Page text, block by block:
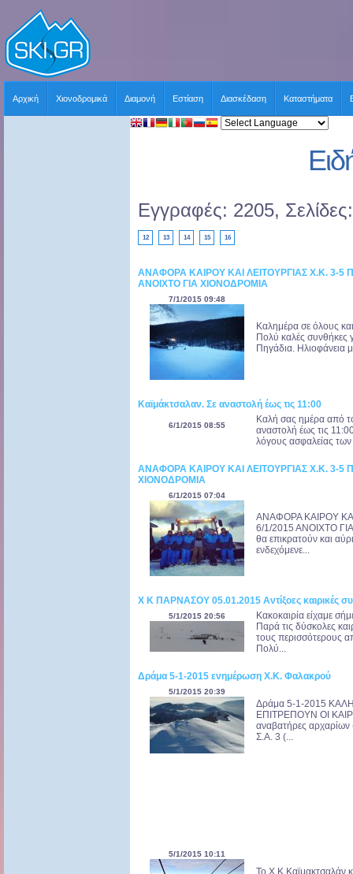
Αρχική Χιονοδρομικά Διαμονή Εστίαση Διασκέδαση Καταστήματα
Εγγραφές: 2205,
12 13 14 15 16
ΑΝΑΦΟΡΑ ΚΑΙΡΟΥ ΚΑΙ ΛΕΙΤΟΥΡΓΙΑΣ Χ.Κ. 3-5
ΑΝΟΙΧΤΟ ΓΙΑ ΧΙΟΝΟΔΡΟΜΙΑ
7/1/2015 09:48
Καλημέρα σε όλους
Πολύ καλές συνθήκες
Πηγάδια. Ηλιοφάνεια
Καϊμάκτσαλαν. Σε αναστολή έως τις 11:00
6/1/2015 08:55
Καλή σας ημέρα από
αναστολή έως τις
λόγους ασφαλείας
ΑΝΑΦΟΡΑ ΚΑΙΡΟΥ ΚΑΙ ΛΕΙΤΟΥΡΓΙΑΣ Χ.Κ. 3-5
ΧΙΟΝΟΔΡΟΜΙΑ
6/1/2015 07:04
ΑΝΑΦΟΡΑ ΚΑΙΡΟΥ
6/1/2015 ΑΝΟΙΧΤΟ
θα επικρατούν και
ενδεχόμενε...
Χ Κ ΠΑΡΝΑΣΟΥ 05.01.2015 Αντίξοες καιρικές
5/1/2015 20:56
Κακοκαιρία είχαμε
Παρά τις δύσκολες
τους περισσότερους
Πολύ...
Δράμα 5-1-2015 ενημέρωση Χ.Κ. Φαλακρού
5/1/2015 20:39
Δράμα 5-1-2015
ΕΠΙΤΡΕΠΟΥΝ ΟΙ
αναβατήρες
Σ.Α. 3 (...
5/1/2015 10:11
Το Χ.Κ.Καϊμακτσαλάν